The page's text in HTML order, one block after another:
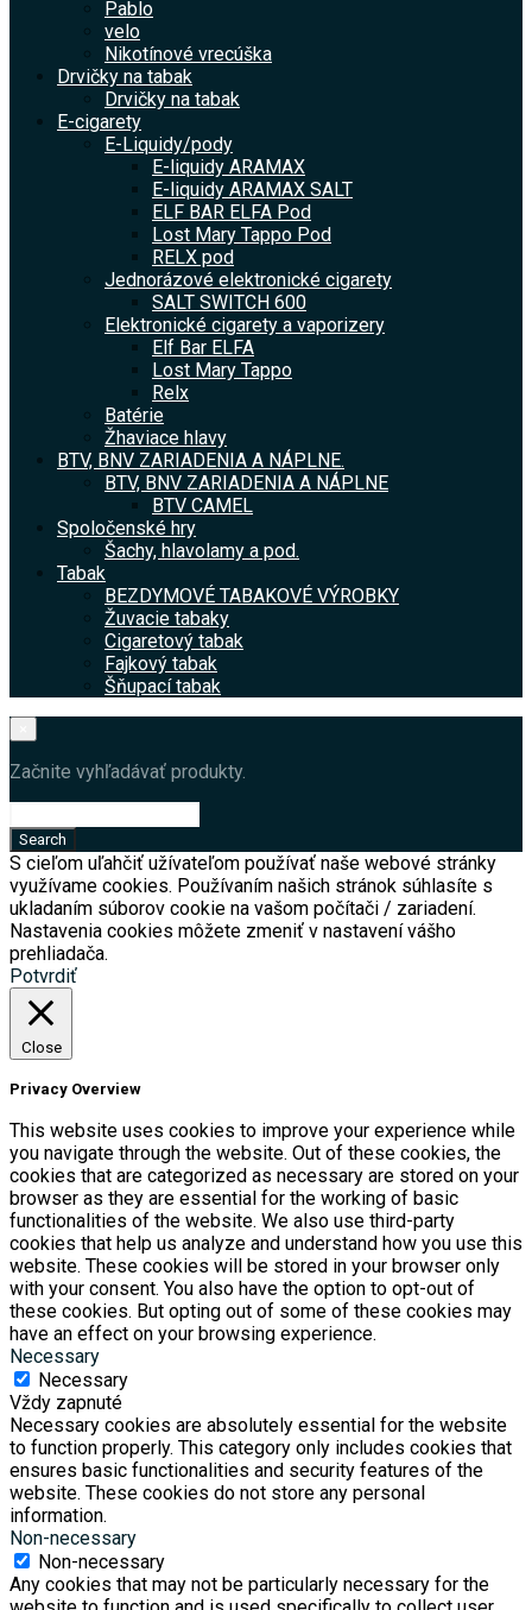
Pablo
velo
Nikotínové vrecúška
Drvičky na tabak
Drvičky na tabak
E-cigarety
E-Liquidy/pody
E-liquidy ARAMAX
E-liquidy ARAMAX SALT
ELF BAR ELFA Pod
Lost Mary Tappo Pod
RELX pod
Jednorázové elektronické cigarety
SALT SWITCH 600
Elektronické cigarety a vaporizery
Elf Bar ELFA
Lost Mary Tappo
Relx
Batérie
Žhaviace hlavy
BTV, BNV ZARIADENIA A NÁPLNE.
BTV, BNV ZARIADENIA A NÁPLNE
BTV CAMEL
Spoločenské hry
Šachy, hlavolamy a pod.
Tabak
BEZDYMOVÉ TABAKOVÉ VÝROBKY
Žuvacie tabaky
Cigaretový tabak
Fajkový tabak
Šňupací tabak
Začnite vyhľadávať produkty.
S cieľom uľahčiť užívateľom používať naše webové stránky
využívame cookies. Používaním našich stránok súhlasíte s
ukladaním súborov cookie na vašom počítači / zariadení.
Nastavenia cookies môžete zmeniť v nastavení vášho
prehliadača.
Potvrdiť
Close
Privacy Overview
This website uses cookies to improve your experience while
you navigate through the website. Out of these cookies, the
cookies that are categorized as necessary are stored on your
browser as they are essential for the working of basic
functionalities of the website. We also use third-party
cookies that help us analyze and understand how you use this
website. These cookies will be stored in your browser only
with your consent. You also have the option to opt-out of
these cookies. But opting out of some of these cookies may
have an effect on your browsing experience.
Necessary
Necessary
Vždy zapnuté
Necessary cookies are absolutely essential for the website
to function properly. This category only includes cookies that
ensures basic functionalities and security features of the
website. These cookies do not store any personal
information.
Non-necessary
Non-necessary
Any cookies that may not be particularly necessary for the